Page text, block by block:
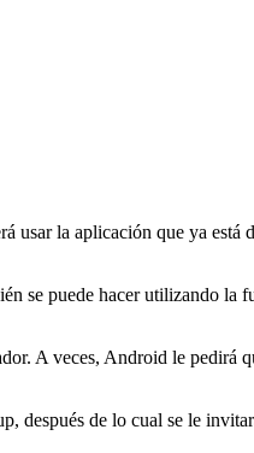
usar la aplicación que ya está
se puede hacer utilizando la
A veces, Android le pedirá
después de lo cual se le